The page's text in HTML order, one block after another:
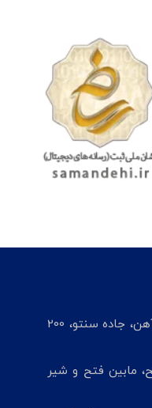
شعبه مرکزی: تبریز، میدان راه آهن، جاده سنتو، 200
مابین فتح و شیر